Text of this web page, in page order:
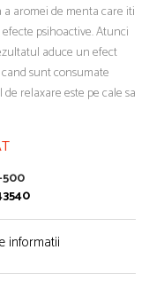
a aromei de menta care iti
psihoactive. Atunci
aduce un efect
sunt consumate
relaxare este pe cale sa
500
informatii